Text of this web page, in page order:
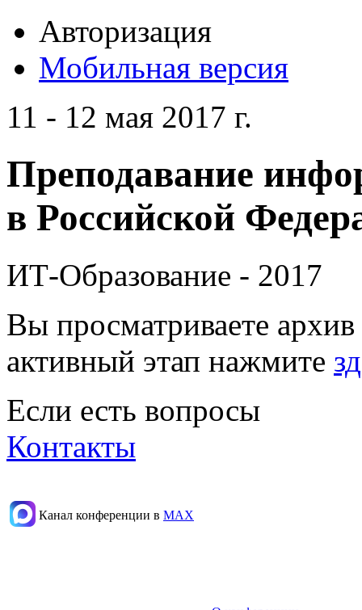
Авторизация
Мобильная версия
11 - 12 мая 2017 г.
Преподавание
в Российской
ИТ-Образование - 2017
Вы просматриваете
активный этап нажмите
Если есть вопросы
Контакты
Канал конференции в МАХ